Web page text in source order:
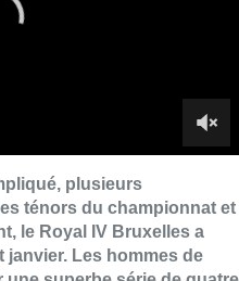
étriqués, acquis au
confiance à tout un
un adversaire direct dans
24-17 après le
Après avoir étendu leur
se sont pourtant écroulés.
à Deinze de revenir dans
restait que 10 secondes à
Benzouien pour sortir de